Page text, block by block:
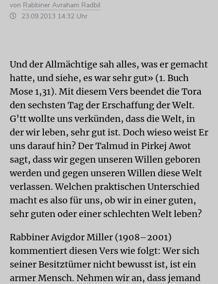
von Rabbiner Avraham Radbil
23.09.2013 14:32 Uhr
Und der Allmächtige sah alles, was er gemacht
hatte, und siehe, es war sehr gut» (1. Buch
Mose 1,31). Mit diesem Vers beendet die Tora
den sechsten Tag der Erschaffung der Welt.
G’tt wollte uns verkünden, dass die Welt, in
der wir leben, sehr gut ist. Doch wieso weist Er
uns darauf hin? Der Talmud in Pirkej Awot
sagt, dass wir gegen unseren Willen geboren
werden und gegen unseren Willen diese Welt
verlassen. Welchen praktischen Unterschied
macht es also für uns, ob wir in einer guten,
sehr guten oder einer schlechten Welt leben?
Rabbiner Avigdor Miller (1908–2001)
kommentiert diesen Vers wie folgt: Wer sich
seiner Besitztümer nicht bewusst ist, ist ein
armer Mensch. Nehmen wir an, dass jemand